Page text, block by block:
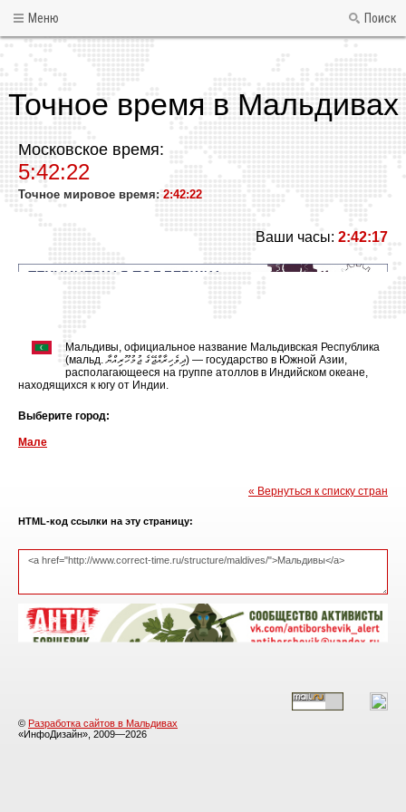
Меню Поиск
Точное время в Мальдивах
Московское время:
5:42:22
Точное мировое время: 2:42:22
Ваши часы: 2:42:17
Мальдивы, официальное название Мальдивская Республика
(мальд. ދިވެހިރާއްޖޭގެ ޖުމުހޫރިއްޔާ) — государство в Южной Азии,
располагающееся на группе атоллов в Индийском океане,
находящихся к югу от Индии.
Выберите город:
Мале
« Вернуться к списку стран
HTML-код ссылки на эту страницу:
© Разработка сайтов в Мальдивах
«ИнфоДизайн», 2009—2026